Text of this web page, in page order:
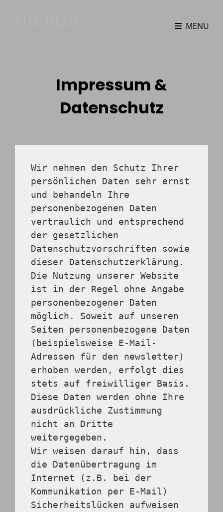
MENU
Impressum &
Datenschutz
Wir nehmen den Schutz Ihrer
persönlichen Daten sehr ernst
und behandeln Ihre
personenbezogenen Daten
vertraulich und entsprechend
der gesetzlichen
Datenschutzvorschriften sowie
dieser Datenschutzerklärung.
Die Nutzung unserer Website
ist in der Regel ohne Angabe
personenbezogener Daten
möglich. Soweit auf unseren
Seiten personenbezogene Daten
(beispielsweise E-Mail-
Adressen für den newsletter)
erhoben werden, erfolgt dies
stets auf freiwilliger Basis.
Diese Daten werden ohne Ihre
ausdrückliche Zustimmung
nicht an Dritte
weitergegeben.
Wir weisen darauf hin, dass
die Datenübertragung im
Internet (z.B. bei der
Kommunikation per E-Mail)
Sicherheitslücken aufweisen